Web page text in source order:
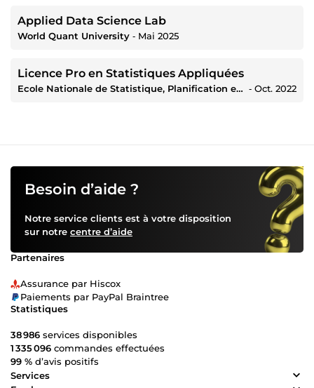
Applied Data Science Lab
World Quant University ‐ Mai 2025
Licence Pro en Statistiques Appliquées
Ecole Nationale de Statistique, Planification et Démographie ‐ Oct. 2022
Besoin d’aide ?
Notre service clients est à votre disposition
sur notre centre d’aide
Partenaires
Assurance par Hiscox
Paiements par PayPal Braintree
Statistiques
38 986 services disponibles
1 335 096 commandes effectuées
99 % d’avis positifs
Services